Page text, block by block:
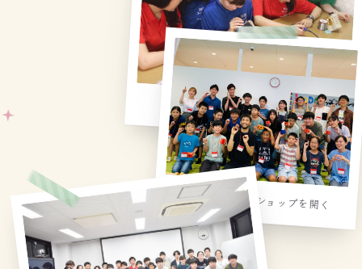
組み立てて、検出器をつくる
学校で、ワークショップを開く